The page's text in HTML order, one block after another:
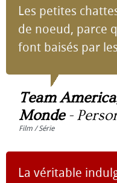
Les petites
de noeud, parce
font baisés par
Team
Monde-
Film / Série
La véritable